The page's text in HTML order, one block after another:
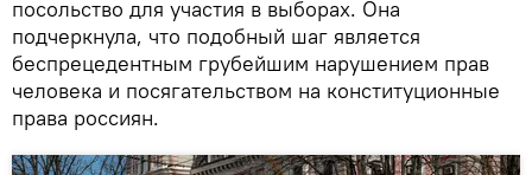
посольство для участия в выборах. Она
подчеркнула, что подобный шаг является
беспрецедентным грубейшим нарушением прав
человека и посягательством на конституционные
права россиян.